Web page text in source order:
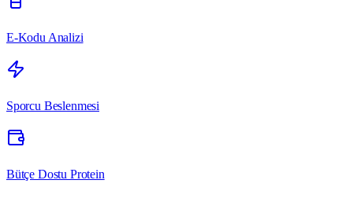
E-Kodu Analizi
Sporcu Beslenmesi
Bütçe Dostu Protein